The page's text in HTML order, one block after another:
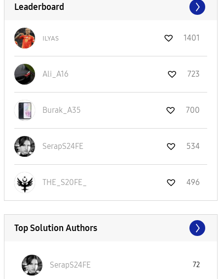
Leaderboard
ɪʟʏᴀs 1401
Ali_A16 723
Burak_A35 700
SerapS24FE 534
THE_S20FE_ 496
Top Solution Authors
SerapS24FE 72